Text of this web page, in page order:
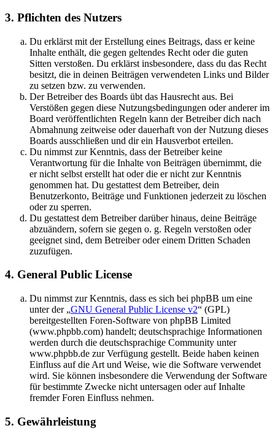
3. Pflichten des Nutzers
Du erklärst mit der Erstellung eines Beitrags, dass er keine
Inhalte enthält, die gegen geltendes Recht oder die guten
Sitten verstoßen. Du erklärst insbesondere, dass du das Recht
besitzt, die in deinen Beiträgen verwendeten Links und Bilder
zu setzen bzw. zu verwenden.
Der Betreiber des Boards übt das Hausrecht aus. Bei
Verstößen gegen diese Nutzungsbedingungen oder anderer im
Board veröffentlichten Regeln kann der Betreiber dich nach
Abmahnung zeitweise oder dauerhaft von der Nutzung dieses
Boards ausschließen und dir ein Hausverbot erteilen.
Du nimmst zur Kenntnis, dass der Betreiber keine
Verantwortung für die Inhalte von Beiträgen übernimmt, die
er nicht selbst erstellt hat oder die er nicht zur Kenntnis
genommen hat. Du gestattest dem Betreiber, dein
Benutzerkonto, Beiträge und Funktionen jederzeit zu löschen
oder zu sperren.
Du gestattest dem Betreiber darüber hinaus, deine Beiträge
abzuändern, sofern sie gegen o. g. Regeln verstoßen oder
geeignet sind, dem Betreiber oder einem Dritten Schaden
zuzufügen.
4. General Public License
Du nimmst zur Kenntnis, dass es sich bei phpBB um eine
unter der „GNU General Public License v2“ (GPL)
bereitgestellten Foren-Software von phpBB Limited
(www.phpbb.com) handelt; deutschsprachige Informationen
werden durch die deutschsprachige Community unter
www.phpbb.de zur Verfügung gestellt. Beide haben keinen
Einfluss auf die Art und Weise, wie die Software verwendet
wird. Sie können insbesondere die Verwendung der Software
für bestimmte Zwecke nicht untersagen oder auf Inhalte
fremder Foren Einfluss nehmen.
5. Gewährleistung